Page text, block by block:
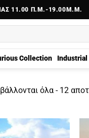
11.00 Π.Μ.-19.00Μ.Μ.
Collection
όλα - 12